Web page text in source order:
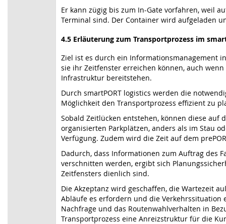
Er kann zügig bis zum In-Gate vorfahren, weil
Terminal sind. Der Container wird aufgeladen
4.5 Erläuterung zum Transportprozess im
Ziel ist es durch ein Informationsmanagement
sie ihr Zeitfenster erreichen können, auch
Infrastruktur bereitstehen.
Durch smartPORT logistics werden die
Möglichkeit den Transportprozess effizient zu
Sobald Zeitlücken entstehen, können diese auf
organisierten Parkplätzen, anders als im Stau
Verfügung. Zudem wird die Zeit auf dem
Dadurch, dass Informationen zum Auftrag des
verschnitten werden, ergibt sich
Zeitfensters dienlich sind.
Die Akzeptanz wird geschaffen, die Wartezeit
Abläufe es erfordern und die Verkehrssituation
Nachfrage und das Routenwahlverhalten in
Transportprozess eine Anreizstruktur für die